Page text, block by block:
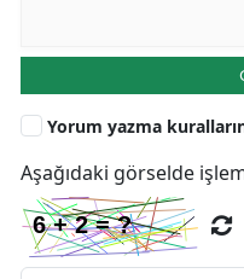
Yorum yazma
Aşağıdaki görselde